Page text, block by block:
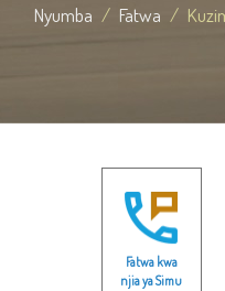
Nyumba Fatwa
Fatwa kwa
njia ya Simu